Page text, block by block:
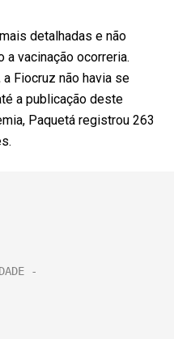
detalhadas e não
a vacinação ocorreria.
Fiocruz não havia se
a publicação deste
Paquetá registrou 263